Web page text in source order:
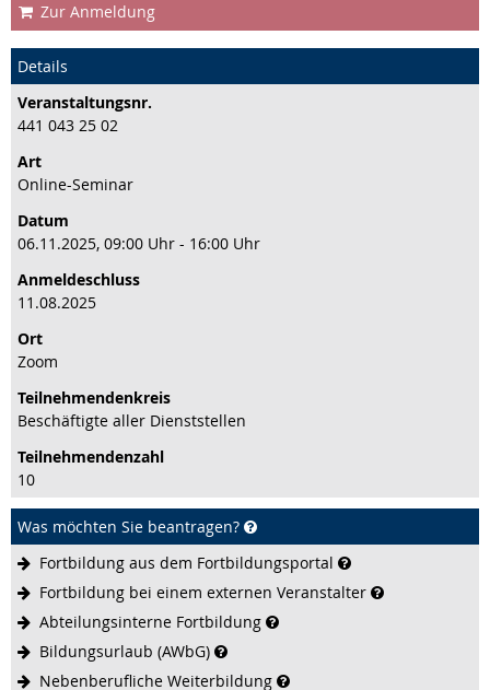
Zur Anmeldung
Details
Veranstaltungs­nr.
441 043 25 02
Art
Online-Seminar
Datum
06.11.2025, 09:00 Uhr - 16:00 Uhr
Anmeldeschluss
11.08.2025
Ort
Zoom
Teilnehmenden­kreis
Beschäftigte aller Dienststellen
Teilnehmenden­zahl
10
Was möchten Sie beantragen?
Fortbildung aus dem Fortbildungsportal
Fortbildung bei einem externen Veranstalter
Abteilungsinterne Fortbildung
Bildungsurlaub (AWbG)
Nebenberufliche Weiterbildung